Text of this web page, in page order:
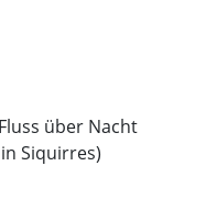
über Nacht
Siquirres)